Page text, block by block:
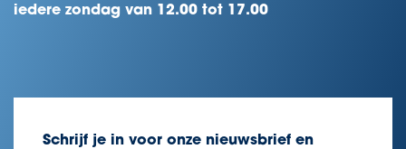
iedere zondag van 12.00 tot 17.00
Schrijf je in voor onze nieuwsbrief en